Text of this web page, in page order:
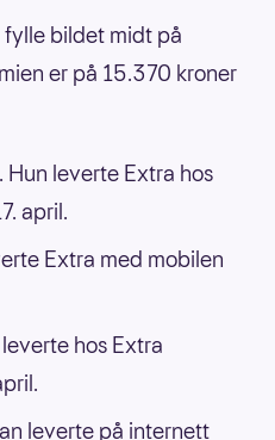
fylle bildet midt på
er på 15.370 kroner
Hun leverte Extra hos
april.
Extra med mobilen
hos Extra
leverte på internett